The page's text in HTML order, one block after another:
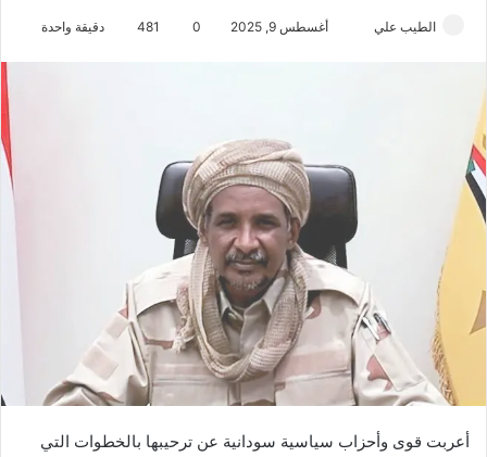
الطيب علي
ي
د
ا
ك
ت
ر
و
ي
أغسطس 9, 2025 0
481 دقيقة واحدة
أعربت قوى وأحزاب سياسية سودانية عن ترحيبها بالخطوات التي